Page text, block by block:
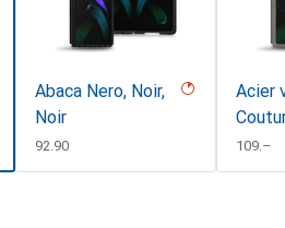
Abaca Nero, Noir,
Noir
CHF
92.90
Acier
CHF
109.–